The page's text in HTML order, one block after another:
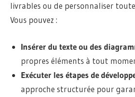
livrables ou de personnaliser
Vous pouvez :
Insérer du texte ou des
propres éléments à tout
Exécuter les étapes de
approche structurée pour